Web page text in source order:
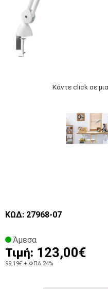
Κάντε click σε
ΚΩΔ: 27968-07
Άμεσα
Τιμή: 123,00€
99,19€ + ΦΠΑ 24%